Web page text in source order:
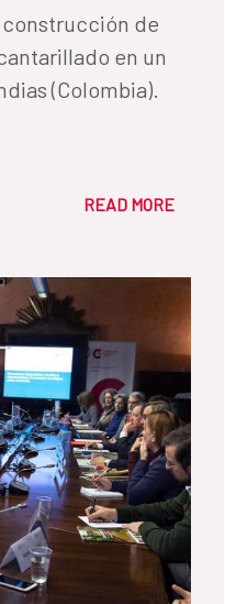
de
en un
(Colombia).
READ MORE